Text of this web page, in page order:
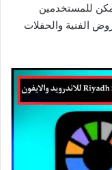
للمستخدمين
الفنية والحفلات